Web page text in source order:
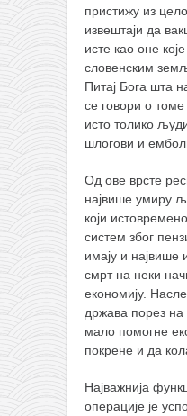
пристижу из
извештаји да
исте као оне
словенским
Питај Бога шта
се говори о
исто толико
шлогови и
Од ове врсте
највише умиру
који
систем због
имају и највише
смрт на неки
економију.
држава порез на
мало помогне
покрене и да
Најважнија
операције је